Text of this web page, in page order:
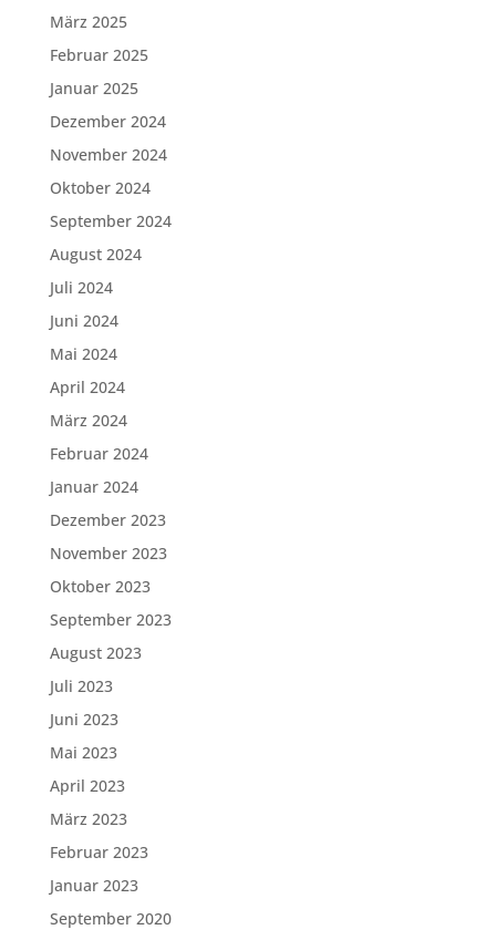
März 2025
Februar 2025
Januar 2025
Dezember 2024
November 2024
Oktober 2024
September 2024
August 2024
Juli 2024
Juni 2024
Mai 2024
April 2024
März 2024
Februar 2024
Januar 2024
Dezember 2023
November 2023
Oktober 2023
September 2023
August 2023
Juli 2023
Juni 2023
Mai 2023
April 2023
März 2023
Februar 2023
Januar 2023
September 2020